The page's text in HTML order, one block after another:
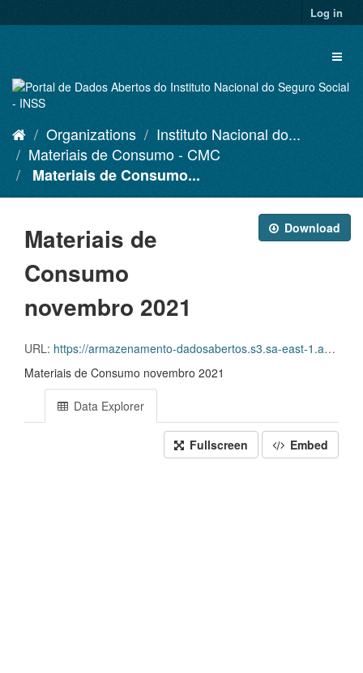
to
Log in
Organizations
Instituto Nacional do...
Materiais de Consumo - CMC
Materiais de Consumo...
Download
Materiais de
Consumo
novembro 2021
URL: https://armazenamento-dadosabertos.s3.sa-east-1.amazonaws.com/Plano+2016_2018_Grupos+de+dados/INSS+-+Materiais+de+Consumo+-+CMC/D.CMC.PDA.001.202111.CSV
Materiais de Consumo novembro 2021
Data Explorer
Fullscreen Embed